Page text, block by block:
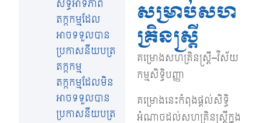
សិទ្ធិអាទិភាព
តក្កកម្មដែល
អាចទទួលបាន
ប្រកាសនីយបត្រ​
តក្កកម្ម
តក្កកម្មដែលមិន
អាចទទួលបាន
ប្រកាសនីយបត្រ​
សម្រាប់សហ
គ្រិនស្ត្រី
គម្រោងសហគ្រិនស្ត្រី–វិស័យ
កម្មសិទ្ធិបញ្ញា
គម្រោងនេះកំពុងផ្តល់សិទ្ធិ
អំណាចដល់សហគ្រិនស្ត្រីក្នុង